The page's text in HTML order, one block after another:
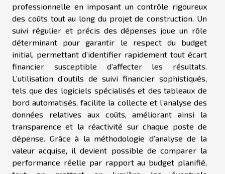
professionnelle en imposant un contrôle rigoureux
des coûts tout au long du projet de construction. Un
suivi régulier et précis des dépenses joue un rôle
déterminant pour garantir le respect du budget
initial, permettant d’identifier rapidement tout écart
financier susceptible d’affecter les résultats.
L’utilisation d’outils de suivi financier sophistiqués,
tels que des logiciels spécialisés et des tableaux de
bord automatisés, facilite la collecte et l’analyse des
données relatives aux coûts, améliorant ainsi la
transparence et la réactivité sur chaque poste de
dépense. Grâce à la méthodologie d’analyse de la
valeur acquise, il devient possible de comparer la
performance réelle par rapport au budget planifié,